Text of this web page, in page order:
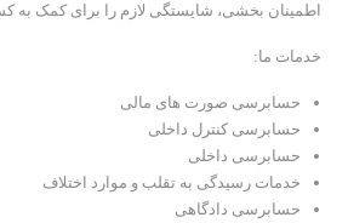
اطمینان بخشی، شایستگی لازم را برای کمک به
خدمات ما:
حسابرسی صورت های مالی
حسابرسی کنترل داخلی
حسابرسی داخلی
خدمات رسیدگی به تقلب و موارد اختلاف
حسابرسی دادگاهی